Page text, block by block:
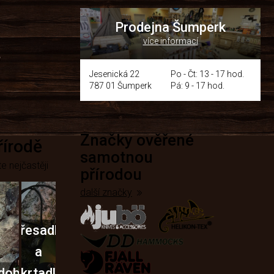
Prodejna Šumperk
více informací
Jesenická 22
787 01 Šumperk
Po - Čt: 13 - 17 hod.
Pá: 9 - 17 hod.
nejčastěji
Křesadla
a
Značky ověřené
samotnou
přírodou
další značky